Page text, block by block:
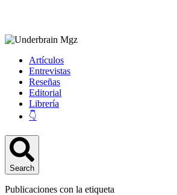
Artículos
Entrevistas
Reseñas
Editorial
Librería
👇
Search
Publicaciones con la etiqueta